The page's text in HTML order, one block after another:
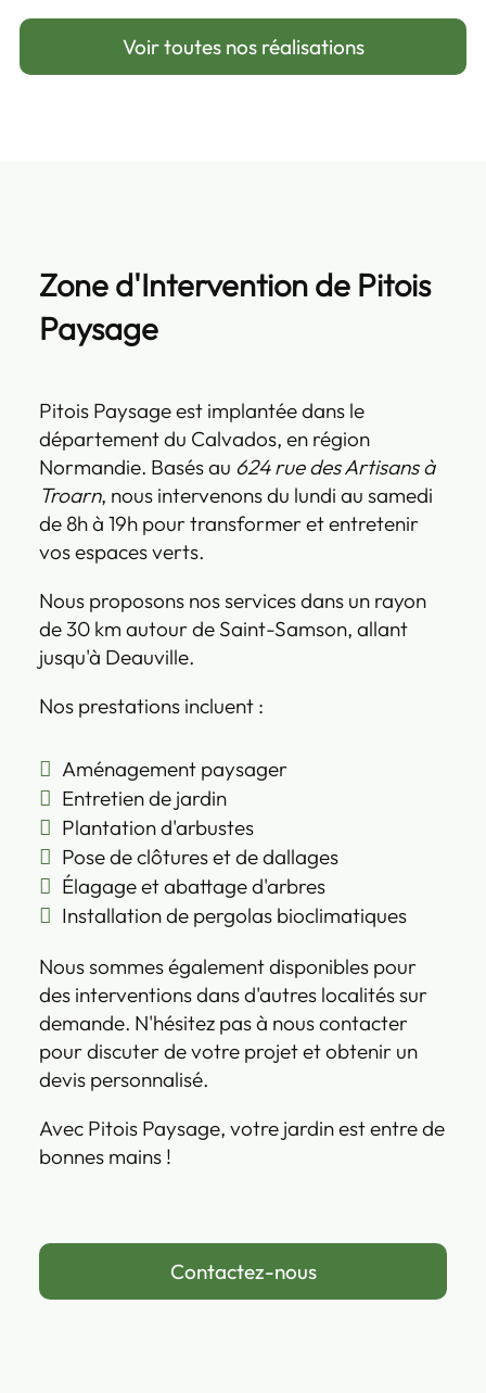
Voir toutes nos réalisations
Zone d'Intervention de Pitois
Paysage
Pitois Paysage est implantée dans le
département du Calvados, en région
Normandie. Basés au 624 rue des Artisans à
Troarn, nous intervenons du lundi au samedi
de 8h à 19h pour transformer et entretenir
vos espaces verts.
Nous proposons nos services dans un rayon
de 30 km autour de Saint-Samson, allant
jusqu'à Deauville.
Nos prestations incluent :
Aménagement paysager
Entretien de jardin
Plantation d'arbustes
Pose de clôtures et de dallages
Élagage et abattage d'arbres
Installation de pergolas bioclimatiques
Nous sommes également disponibles pour
des interventions dans d'autres localités sur
demande. N'hésitez pas à nous contacter
pour discuter de votre projet et obtenir un
devis personnalisé.
Avec Pitois Paysage, votre jardin est entre de
bonnes mains !
Contactez-nous